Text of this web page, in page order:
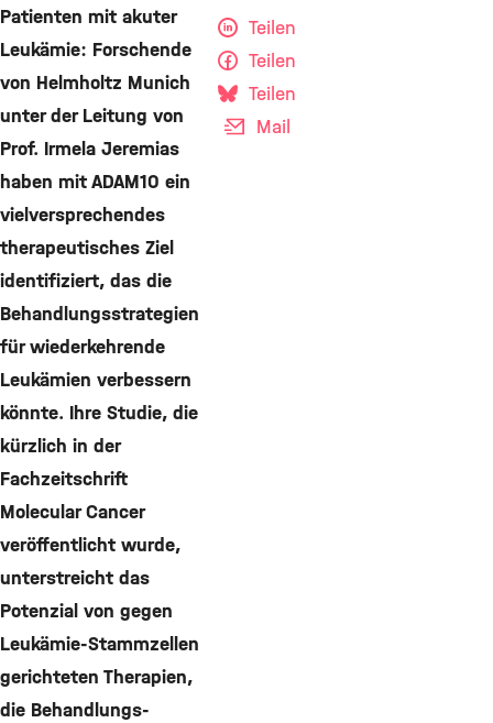
Patienten mit akuter
Leukämie: Forschende
von Helmholtz Munich
unter der Leitung von
Prof. Irmela Jeremias
haben mit ADAM10 ein
vielversprechendes
therapeutisches Ziel
identifiziert, das die
Behandlungsstrategien
für wiederkehrende
Leukämien verbessern
könnte. Ihre Studie, die
kürzlich in der
Fachzeitschrift
Molecular Cancer
veröffentlicht wurde,
unterstreicht das
Potenzial von gegen
Leukämie-Stammzellen
gerichteten Therapien,
die Behandlungs-
Teilen
Teilen
Teilen
Mail